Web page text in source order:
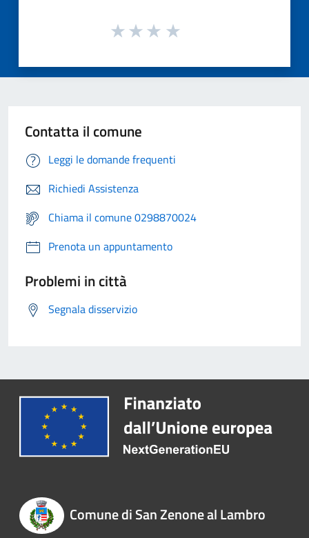
Contatta il comune
Leggi le domande frequenti
Richiedi Assistenza
Chiama il comune 0298870024
Prenota un appuntamento
Problemi in città
Segnala disservizio
Comune di San Zenone al Lambro